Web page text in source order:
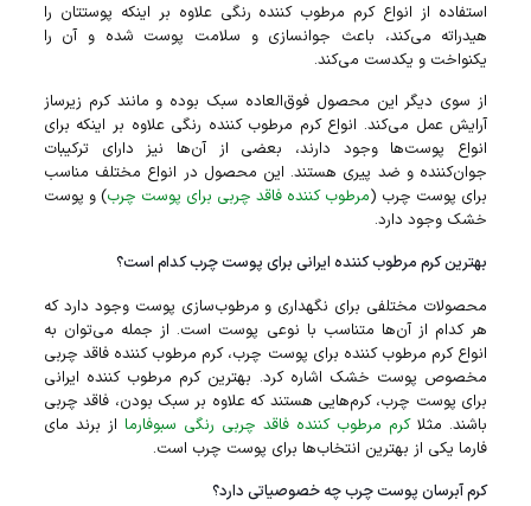
استفاده از انواع کرم مرطوب‌ کننده رنگی علاوه بر اینکه پوستتان را
هیدراته می‌کند، باعث جوانسازی و سلامت پوست شده و آن را
یکنواخت و یکدست می‌کند.
از سوی دیگر این محصول فوق‌العاده سبک بوده و مانند کرم زیرساز
آرایش عمل می‌کند. انواع کرم مرطوب‌ کننده رنگی علاوه بر اینکه برای
انواع پوست‌ها وجود دارند، بعضی از آن‌ها نیز دارای ترکیبات
جوان‌کننده و ضد پیری هستند. این محصول در انواع مختلف مناسب
برای پوست چرب (مرطوب کننده فاقد چربی برای پوست چرب) و پوست
خشک وجود دارد.
بهترین کرم مرطوب‌ کننده ایرانی برای پوست چرب کدام است؟
محصولات مختلفی برای نگهداری و مرطوب‌سازی پوست وجود دارد که
هر کدام از آن‌ها متناسب با نوعی پوست است. از جمله می‌توان به
انواع کرم مرطوب‌ کننده برای پوست چرب، کرم مرطوب‌ کننده فاقد چربی
مخصوص پوست خشک اشاره کرد. بهترین کرم مرطوب کننده ایرانی
برای پوست چرب، کرم‌هایی هستند که علاوه بر سبک بودن، فاقد چربی
باشند. مثلاکرم مرطوب‌ کننده فاقد چربی رنگی سبوفارما از برند مای
فارما یکی از بهترین انتخاب‌ها برای پوست چرب است.
کرم آبرسان پوست چرب چه خصوصیاتی دارد؟